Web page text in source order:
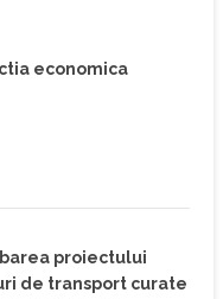
economica
proiectului
de transport curate